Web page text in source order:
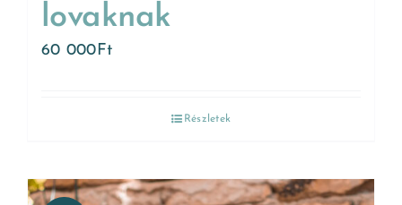
lovaknak
60 000 Ft
Részletek